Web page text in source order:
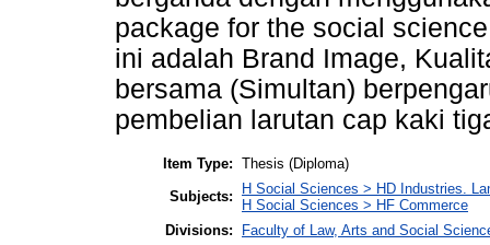
package for the social
ini adalah Brand Image,
bersama (Simultan)
pembelian larutan cap kaki
Item Type: Thesis (Diploma)
Subjects:
H Social Sciences > HD Industries.
H Social Sciences > HF Commerce
Divisions:
Faculty of Law, Arts and Social